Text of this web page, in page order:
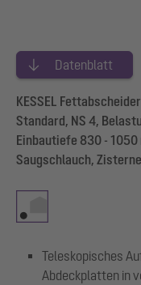
Datenblatt
KESSEL
Standard, NS 4,
Einbautiefe 830 -
Saugschlauch, Zisterne
Teleskopisches
Abdeckplatten in